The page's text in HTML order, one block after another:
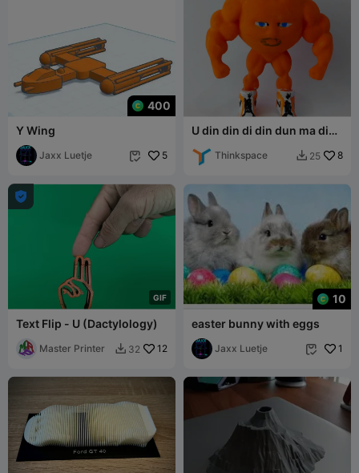
400
Y Wing
Jaxx Luetje  5
U din din di din dun ma din
Thinkspace  25 8
GIF

Text Flip - U (Dactylology)
Master Printer  32 12
10
easter bunny with eggs
Jaxx Luetje  1